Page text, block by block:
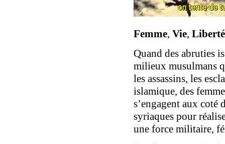
Femme, Vie, Liberté
Quand des abruties
milieux musulmans
les assassins, les
islamique, des
s’engagent aux coté
syriaques pour
une force militaire,